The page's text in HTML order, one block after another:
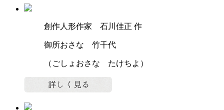
創作人形作家 石川佳正 作
御所おさな 竹千代
（ごしょおさな たけちよ）